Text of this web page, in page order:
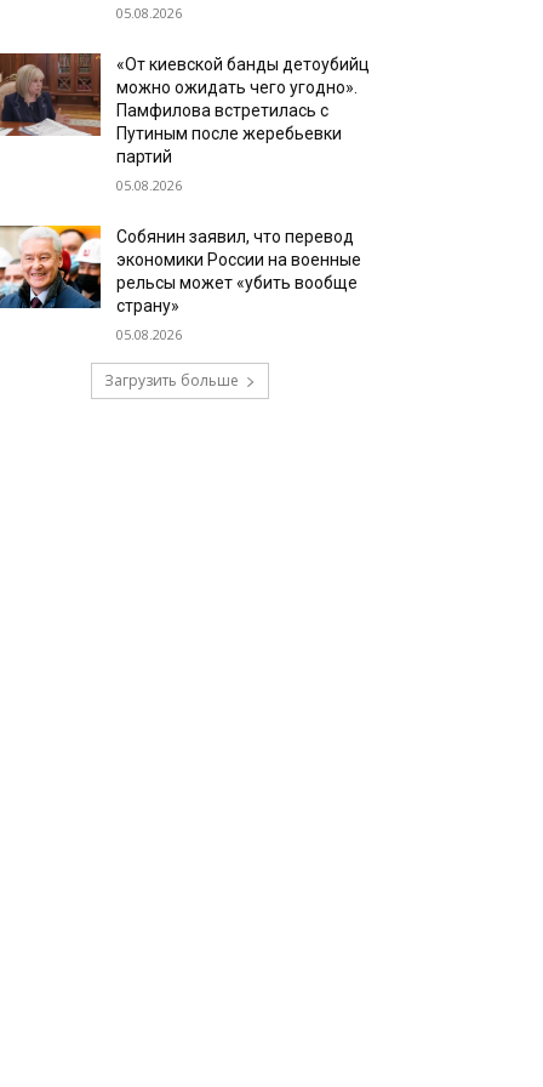
05.08.2026
«От киевской банды детоубийц
можно ожидать чего угодно».
Памфилова встретилась с
Путиным после жеребьевки
партий
05.08.2026
Собянин заявил, что перевод
экономики России на военные
рельсы может «убить вообще
страну»
05.08.2026
Загрузить больше